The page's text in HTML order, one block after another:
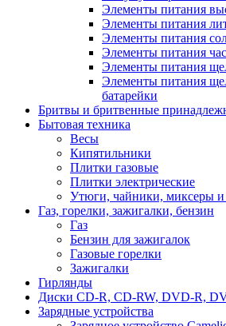
Элементы питания
Элементы питания
Элементы питания
Элементы питания
Элементы питания
Элементы питания
батарейки
Бритвы и бритвенные
Бытовая техника
Весы
Кипятильники
Плитки газовые
Плитки электрические
Утюги, чайники, миксеры и
Газ, горелки, зажигалки, бензин
Газ
Бензин для зажигалок
Газовые горелки
Зажигалки
Гирлянды
Диски CD-R, CD-RW, DVD-R,
Зарядные устройства